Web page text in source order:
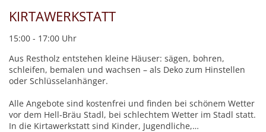
KIRTAWERKSTATT
15:00 - 17:00 Uhr
Aus Restholz entstehen kleine Häuser: sägen, bohren,
schleifen, bemalen und wachsen – als Deko zum Hinstellen
oder Schlüsselanhänger.
Alle Angebote sind kostenfrei und finden bei schönem Wetter
vor dem Hell-Bräu Stadl, bei schlechtem Wetter im Stadl statt.
In die Kirtawerkstatt sind Kinder, Jugendliche,…